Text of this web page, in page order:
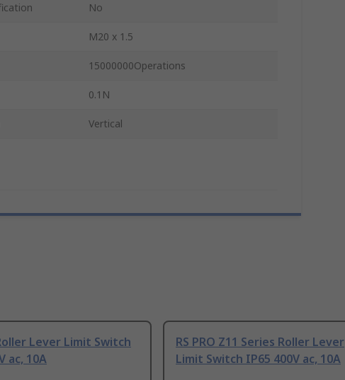
No
M20 x 1.5
15000000Operations
0.1N
Vertical
Lever Limit Switch
ac, 10A
RS PRO Z11 Series Roller Lever
Limit Switch IP65 400V ac, 10A